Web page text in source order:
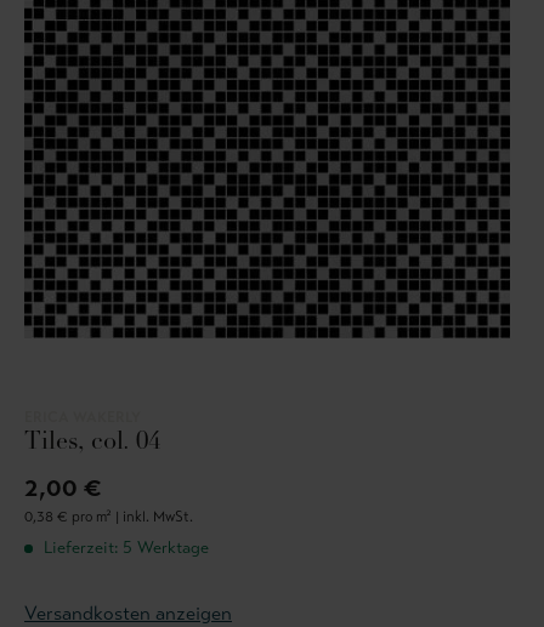
Tiles, col. 04
2,00 €
0,38 € pro m² | inkl. MwSt.
Lieferzeit: 5 Werktage
Versandkosten anzeigen